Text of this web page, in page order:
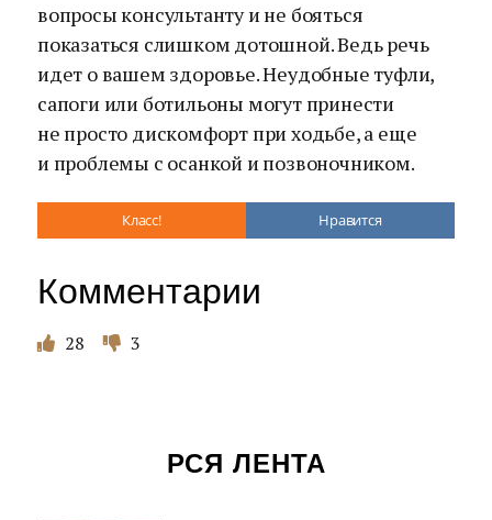
вопросы консультанту и не бояться
показаться слишком дотошной. Ведь речь
идет о вашем здоровье. Неудобные туфли,
сапоги или ботильоны могут принести
не просто дискомфорт при ходьбе, а еще
и проблемы с осанкой и позвоночником.
Класс! Нравится
Комментарии
28 3
РСЯ ЛЕНТА